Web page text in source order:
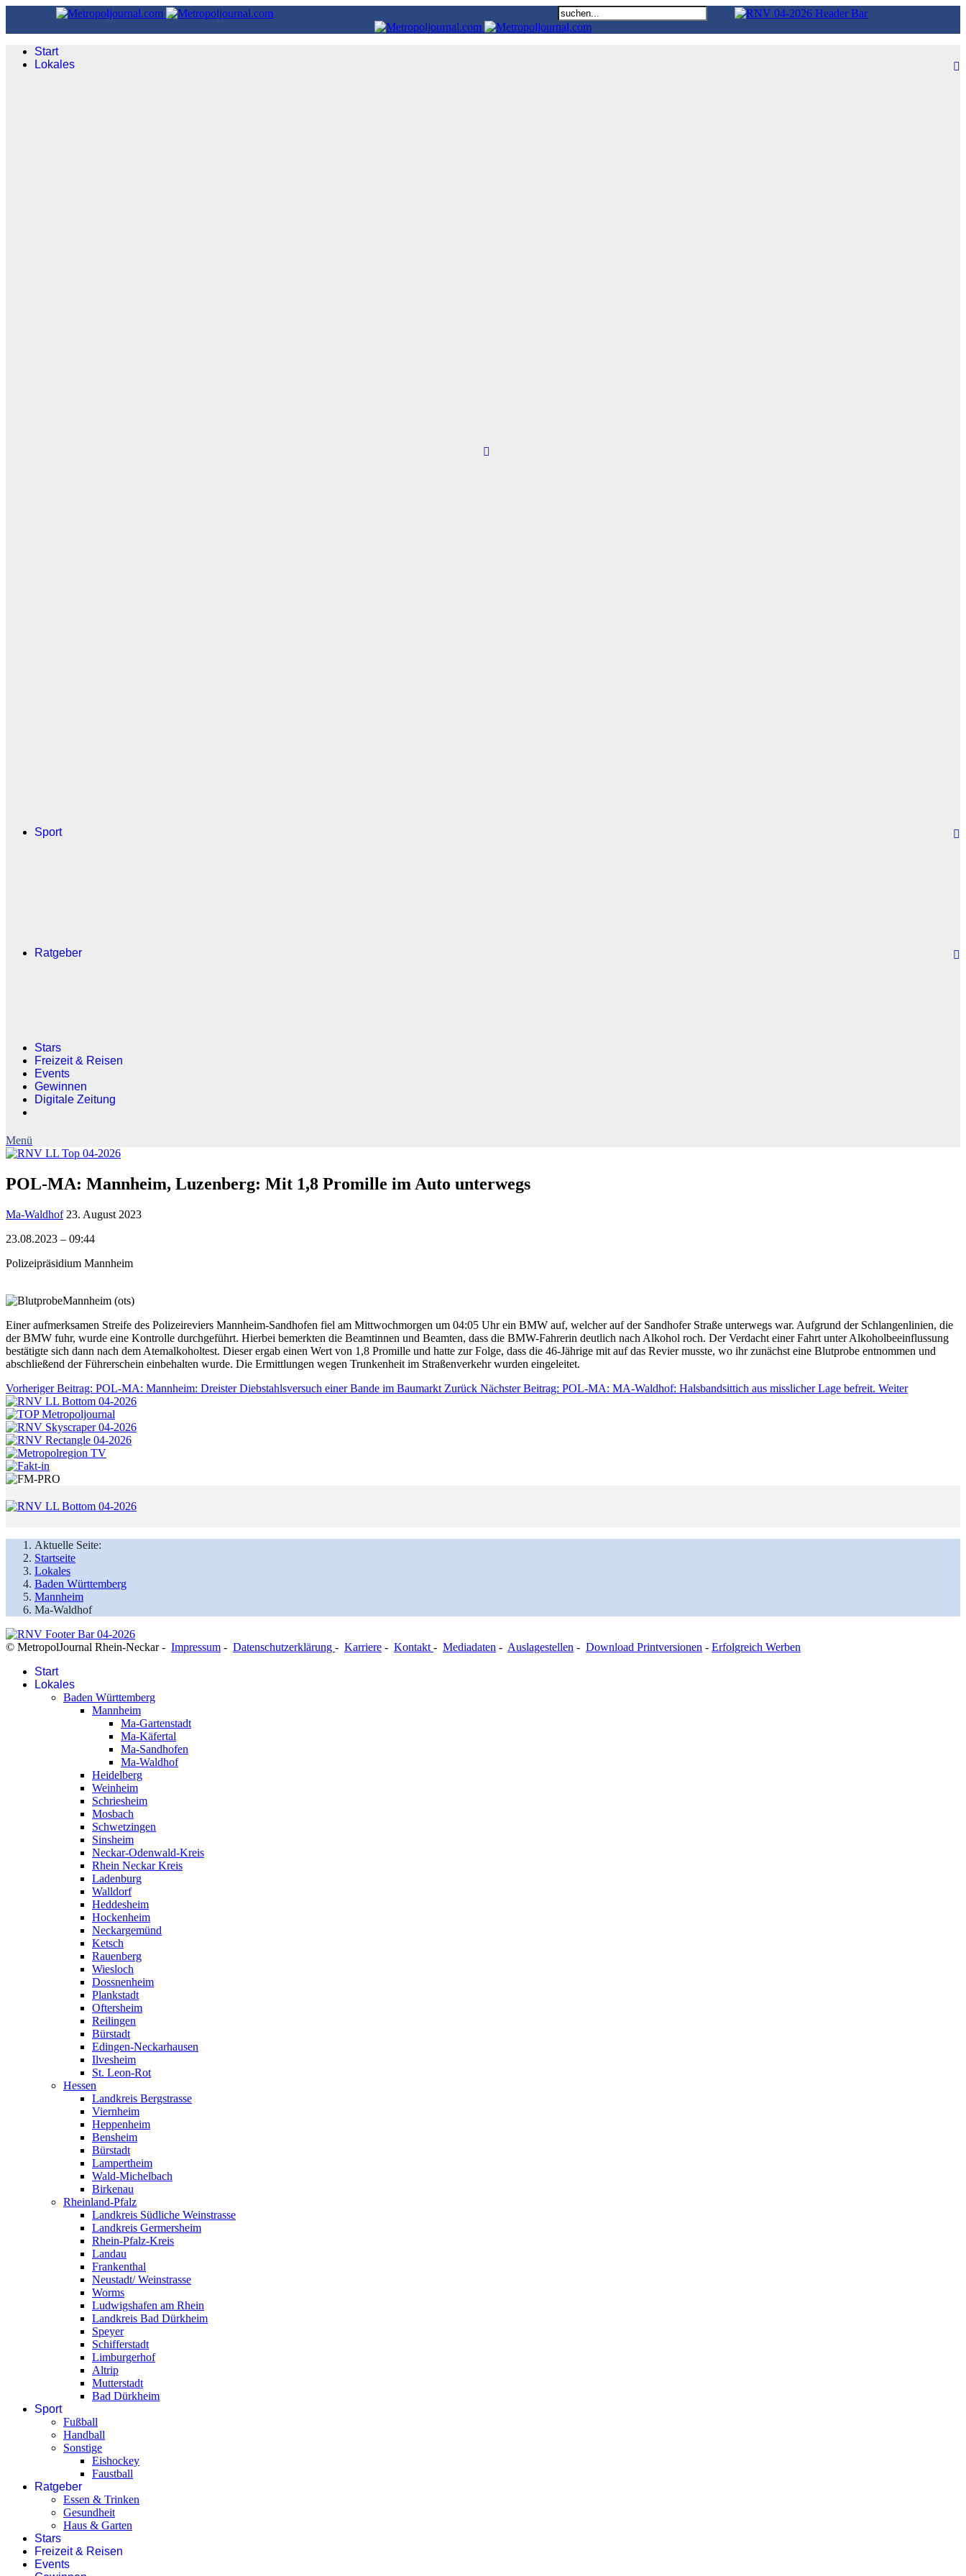
Start
Lokales
Sport
Ratgeber
Stars
Freizeit & Reisen
Events
Gewinnen
Digitale Zeitung
POL-MA: Mannheim, Luzenberg: Mit 1,8 Promille im Auto unterwegs
Ma-Waldhof 23. August 2023
23.08.2023 – 09:44
Polizeipräsidium Mannheim
Mannheim (ots)
Einer aufmerksamen Streife des Polizeireviers Mannheim-Sandhofen fiel am Mittwochmorgen um 04:05 Uhr ein BMW auf, welcher auf der Sandhofer Straße unterwegs war. Aufgrund der Schlangenlinien, die
der BMW fuhr, wurde eine Kontrolle durchgeführt. Hierbei bemerkten die Beamtinnen und Beamten, dass die BMW-Fahrerin deutlich nach Alkohol roch. Der Verdacht einer Fahrt unter Alkoholbeeinflussung
bestätigte sich dann nach dem Atemalkoholtest. Dieser ergab einen Wert von 1,8 Promille und hatte zur Folge, dass die 46-Jährige mit auf das Revier musste, wo ihr zunächst eine Blutprobe entnommen und
abschließend der Führerschein einbehalten wurde. Die Ermittlungen wegen Trunkenheit im Straßenverkehr wurden eingeleitet.
Vorheriger Beitrag: POL-MA: Mannheim: Dreister Diebstahlsversuch einer Bande im Baumarkt Zurück Nächster Beitrag: POL-MA: MA-Waldhof: Halsbandsittich aus misslicher Lage befreit. Weiter
Aktuelle Seite:
Startseite
Lokales
Baden Württemberg
Mannheim
Ma-Waldhof
© MetropolJournal Rhein-Neckar - Impressum - Datenschutzerklärung - Karriere - Kontakt - Mediadaten - Auslagestellen - Download Printversionen - Erfolgreich Werben
Start
Lokales
Baden Württemberg
Mannheim
Ma-Gartenstadt
Ma-Käfertal
Ma-Sandhofen
Ma-Waldhof
Heidelberg
Weinheim
Schriesheim
Mosbach
Schwetzingen
Sinsheim
Neckar-Odenwald-Kreis
Rhein Neckar Kreis
Ladenburg
Walldorf
Heddesheim
Hockenheim
Neckargemünd
Ketsch
Rauenberg
Wiesloch
Dossnenheim
Plankstadt
Oftersheim
Reilingen
Bürstadt
Edingen-Neckarhausen
Ilvesheim
St. Leon-Rot
Hessen
Landkreis Bergstrasse
Viernheim
Heppenheim
Bensheim
Bürstadt
Lampertheim
Wald-Michelbach
Birkenau
Rheinland-Pfalz
Landkreis Südliche Weinstrasse
Landkreis Germersheim
Rhein-Pfalz-Kreis
Landau
Frankenthal
Neustadt/ Weinstrasse
Worms
Ludwigshafen am Rhein
Landkreis Bad Dürkheim
Speyer
Schifferstadt
Limburgerhof
Altrip
Mutterstadt
Bad Dürkheim
Sport
Fußball
Handball
Sonstige
Eishockey
Faustball
Ratgeber
Essen & Trinken
Gesundheit
Haus & Garten
Stars
Freizeit & Reisen
Events